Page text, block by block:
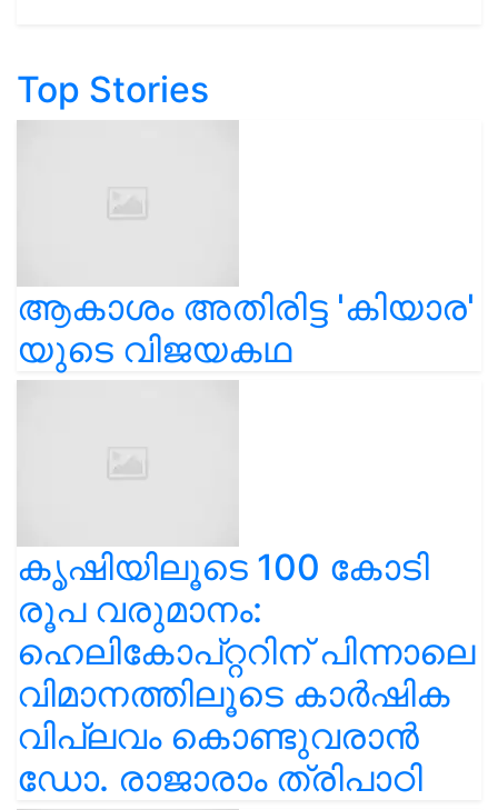
Top Stories
ആകാശം അതിരിട്ട 'കിയാര'
യുടെ വിജയകഥ
കൃഷിയിലൂടെ 100 കോടി
രൂപ വരുമാനം:
ഹെലികോപ്റ്ററിന് പിന്നാലെ
വിമാനത്തിലൂടെ കാർഷിക
വിപ്ലവം കൊണ്ടുവരാൻ
ഡോ. രാജാരാം ത്രിപാഠി